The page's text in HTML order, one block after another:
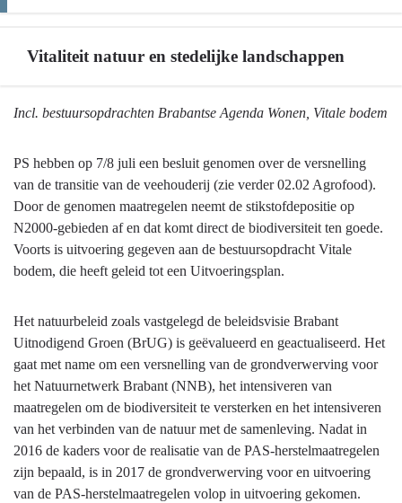
Vitaliteit natuur en stedelijke landschappen
Terug
navigatie
Vitaliteit
natuur
stedelijke
Vitaliteit
natuur
stedelijke
landschappen
Incl. bestuursopdrachten Brabantse Agenda Wonen, Vitale bodem
PS hebben op 7/8 juli een besluit genomen over de versnelling
van de transitie van de veehouderij (zie verder 02.02 Agrofood).
Door de genomen maatregelen neemt de stikstofdepositie op
N2000-gebieden af en dat komt direct de biodiversiteit ten goede.
Voorts is uitvoering gegeven aan de bestuursopdracht Vitale
bodem, die heeft geleid tot een Uitvoeringsplan.
Het natuurbeleid zoals vastgelegd de beleidsvisie Brabant
Uitnodigend Groen (BrUG) is geëvalueerd en geactualiseerd. Het
gaat met name om een versnelling van de grondverwerving voor
het Natuurnetwerk Brabant (NNB), het intensiveren van
maatregelen om de biodiversiteit te versterken en het intensiveren
van het verbinden van de natuur met de samenleving. Nadat in
2016 de kaders voor de realisatie van de PAS-herstelmaatregelen
zijn bepaald, is in 2017 de grondverwerving voor en uitvoering
van de PAS-herstelmaatregelen volop in uitvoering gekomen.